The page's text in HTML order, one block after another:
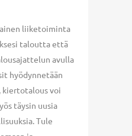
liiketoiminta
taloutta että
avulla
hyödynnetään
kiertotalous voi
täysin uusia
Tule